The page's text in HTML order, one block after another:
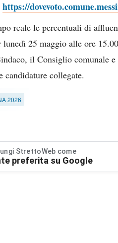
https://
reale le percentuali di
25 maggio alle ore
il Consiglio comunale
collegate.
2026
StrettoWeb come
preferita su Google